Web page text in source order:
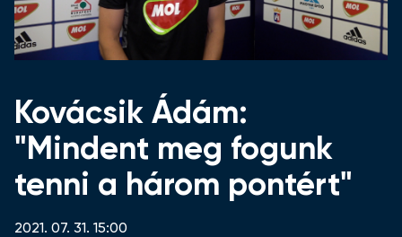
Video
Kovácsik Ádám:
"Mindent meg fogunk
tenni a három pontért"
2021. 07. 31. 15:00